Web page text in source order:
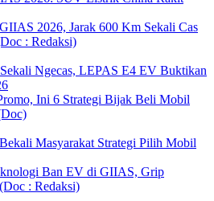
Ngecas, LEPAS E4 EV Buktikan
Masyarakat Strategi Pilih Mobil